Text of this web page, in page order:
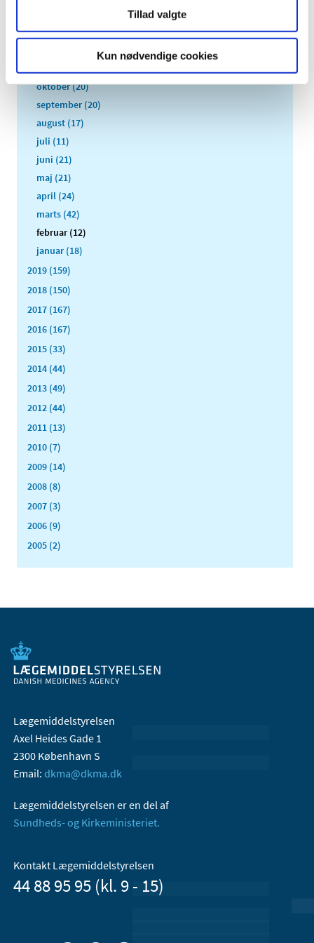
Tillad valgte
Kun nødvendige cookies
2020 (263)
oktober (20)
september (20)
august (17)
juli (11)
juni (21)
maj (21)
april (24)
marts (42)
februar (12)
januar (18)
2019 (159)
2018 (150)
2017 (167)
2016 (167)
2015 (33)
2014 (44)
2013 (49)
2012 (44)
2011 (13)
2010 (7)
2009 (14)
2008 (8)
2007 (3)
2006 (9)
2005 (2)
Lægemiddelstyrelsen
Axel Heides Gade 1
2300 København S
Email: dkma@dkma.dk
Lægemiddelstyrelsen er en del af
Sundheds- og Kirkeministeriet.
Kontakt Lægemiddelstyrelsen
44 88 95 95 (kl. 9 - 15)